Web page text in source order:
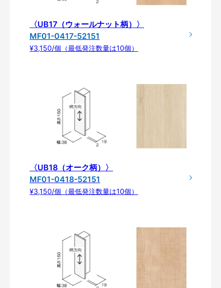
〈UB17（ウォールナット柄）〉
MF01-0417-52151
¥3,150/個（最低発注数量は10個）
〈UB18（オーク柄）〉
MF01-0418-52151
¥3,150/個（最低発注数量は10個）